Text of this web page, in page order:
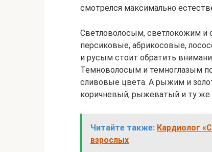
смотрелся максимально
Светловолосым, светлокожим и
персиковые, абрикосовые,
и русым стоит обратить
Темноволосым и темноглазым
сливовые цвета. А рыжим и
коричневый, рыжеватый и ту же
Читайте также: Кардиолог
взрослых